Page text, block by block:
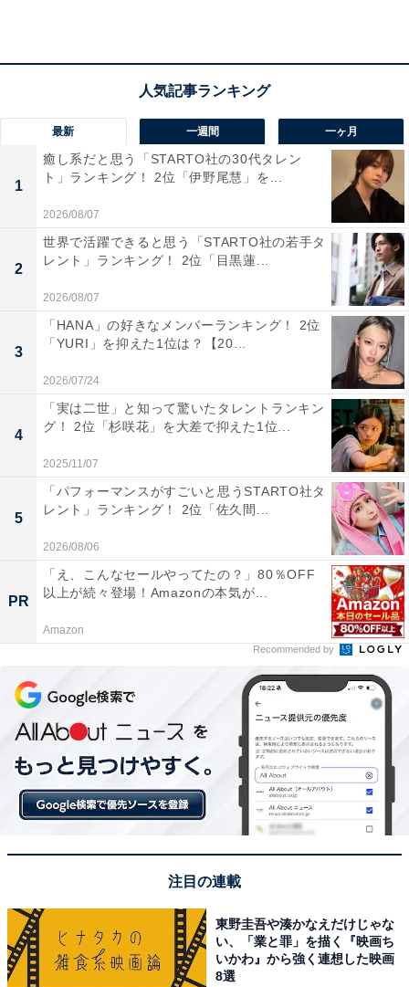
万5360円ですが、家賃などは地域や条件によって差が出
てくるので、住居費を除いた14万円程度が回答者の属性
に近い平均生活費ということになります。
「結婚したら出ていくかもしれない」と、実家を出る可
能性について言及した回答者。また、恋愛や結婚願望に
ついては「ある」と答え「子供が欲しいから」と話しま
した。
光熱費や家賃を払わなくて済む、食事の心配をし
なくて済む
現在、実家暮らしを選択しているのは「光熱費や家賃を
払わなくて済むから。また、食事の心配をしなくて済
む」という理由を回答。
「仕事で疲れていても、ご飯の準備をしてくれたり、お
風呂の準備をしてくれて、とても楽させてもらえるから
です。また大好きな動物と生活できるからです」と語
好きな時間にご飯を食べたり、テレビを見ること
最新 一週間 一ヶ月
1
癒し系だと思う「STARTO社の30代タレン
ト」ランキング！ 2位「伊野尾慧」を...
2026/08/07
2
世界で活躍できると思う「STARTO社の若手タ
レント」ランキング！ 2位「目黒蓮...
2026/08/07
3
「HANA」の好きなメンバーランキング！ 2位
「YURI」を抑えた1位は？【20...
2026/07/24
4
「実は二世」と知って驚いたタレントランキン
グ！ 2位「杉咲花」を大差で抑えた1位...
2025/11/07
5
「パフォーマンスがすごいと思うSTARTO社タ
レント」ランキング！ 2位「佐久間...
2026/08/06
PR
「え、こんなセールやってたの？」80％OFF
以上が続々登場！Amazonの本気が...
Amazon
Recommended by
注目の連載
東野圭吾や湊かなえだけじゃな
い、「業と罪」を描く『映画ち
いかわ』から強く連想した映画
8選